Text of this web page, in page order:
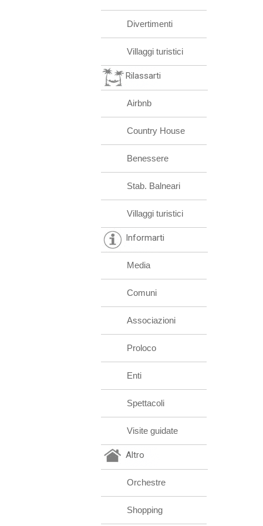
Divertimenti
Villaggi turistici
Rilassarti
Airbnb
Country House
Benessere
Stab. Balneari
Villaggi turistici
Informarti
Media
Comuni
Associazioni
Proloco
Enti
Spettacoli
Visite guidate
Altro
Orchestre
Shopping